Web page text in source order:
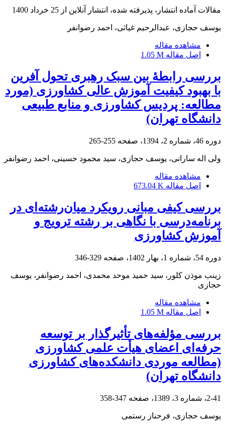
مقالات آماده انتشار، پذیرفته شده، انتشار آنلاین از 25 خرداد 1400
یوسف حجازی، عبدالرحیم غیاثی، احمد رضوانفر
مشاهده مقاله
اصل مقاله 1.05 M
بررسی رابطۀ بین سبک رهبری تحول‏ آفرین
با بهبود کیفیت آموزش عالی کشاورزی (مورد
مطالعه: پردیس کشاورزی و منابع ‌طبیعی
دانشگاه تهران)
دوره 46، شماره 2، 1394، صفحه 255-265
ولی اله سارانی، یوسف حجازی، سید محمود حسینی، احمد رضوانفر
مشاهده مقاله
اصل مقاله 673.04 K
بررسی کیفی مبانی رویکرد میان‌رشته‌ای در
برنامه‌درسی با نگاهی بر رشته ترویج و
آموزش کشاورزی
دوره 54، شماره 1، بهار 1402، صفحه 329-346
زینب موذن کلور، سید حمید موحد محمدی، احمد رضوانفر، یوسف
حجازی
مشاهده مقاله
اصل مقاله 1.05 M
بررسی مؤلفه‌های تأثیرگذار بر توسعه
حرفه‌ای اعضای هیأت علمی کشاورزی
(مطالعه موردی دانشکده‌های کشاورزی
دانشگاه تهران)
2-41، شماره 3، 1389، صفحه 347-358
یوسف حجازی، فرحناز رستمی